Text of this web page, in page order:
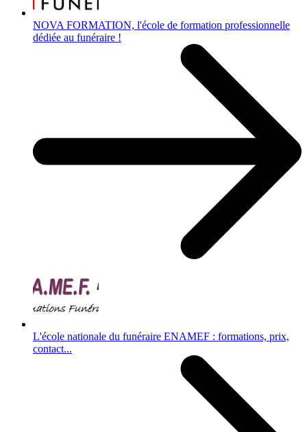
NOVA FORMATION, l'école de formation professionnelle
dédiée au funéraire !
L'école nationale du funéraire ENAMEF : formations, prix,
contact...